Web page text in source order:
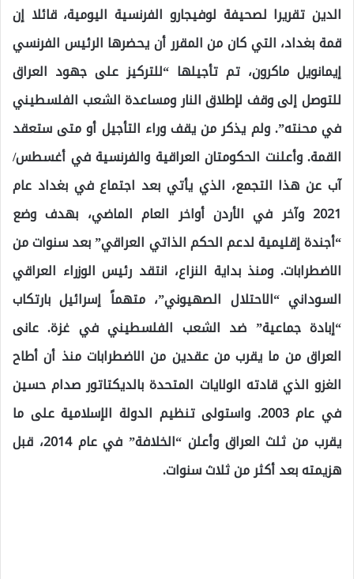
الدين تقريرا لصحيفة لوفيجارو الفرنسية اليومية، قائلا إن
قمة بغداد، التي كان من المقرر أن يحضرها الرئيس الفرنسي
إيمانويل ماكرون، تم تأجيلها “للتركيز على جهود العراق
للتوصل إلى وقف لإطلاق النار ومساعدة الشعب الفلسطيني
في محنته”. ولم يذكر من يقف وراء التأجيل أو متى ستعقد
القمة. وأعلنت الحكومتان العراقية والفرنسية في أغسطس/
آب عن هذا التجمع، الذي يأتي بعد اجتماع في بغداد عام
2021 وآخر في الأردن أواخر العام الماضي، بهدف وضع
“أجندة إقليمية لدعم الحكم الذاتي العراقي” بعد سنوات من
الاضطرابات. ومنذ بداية النزاع، انتقد رئيس الوزراء العراقي
السوداني “الاحتلال الصهيوني”، متهماً إسرائيل بارتكاب
“إبادة جماعية” ضد الشعب الفلسطيني في غزة. عانى
العراق من ما يقرب من عقدين من الاضطرابات منذ أن أطاح
الغزو الذي قادته الولايات المتحدة بالديكتاتور صدام حسين
في عام 2003. واستولى تنظيم الدولة الإسلامية على ما
يقرب من ثلث العراق وأعلن “الخلافة” في عام 2014، قبل
هزيمته بعد أكثر من ثلاث سنوات.